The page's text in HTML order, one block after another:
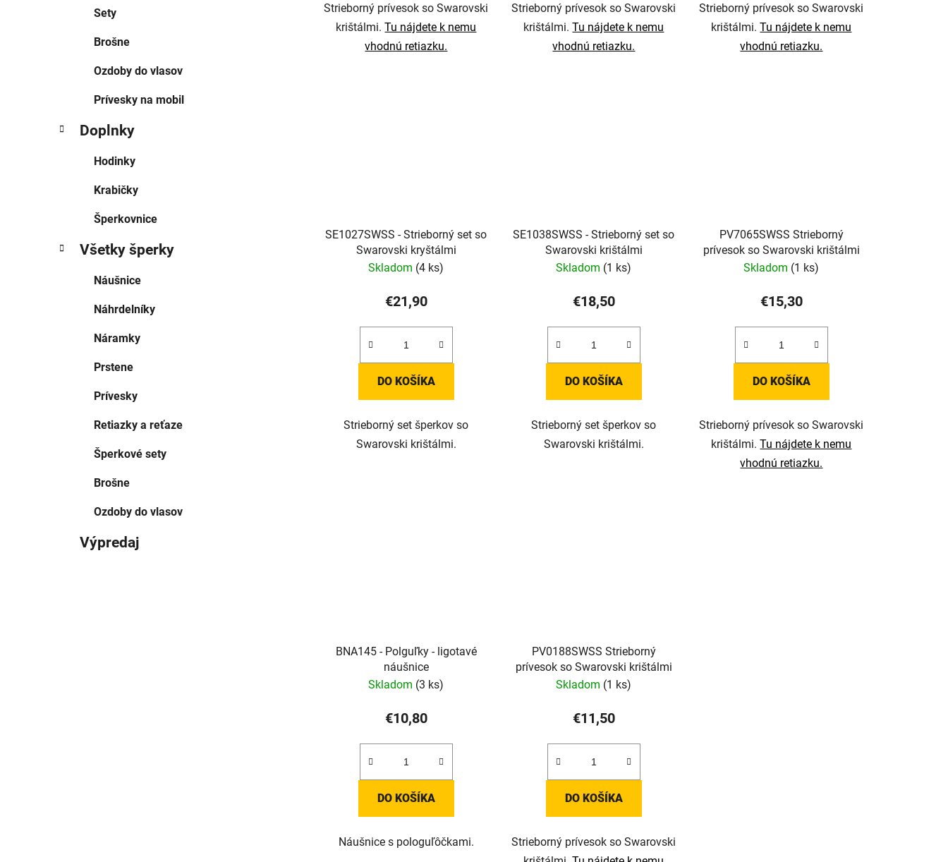
Sety
Brošne
Ozdoby do vlasov
Prívesky na mobil
Doplnky
Hodinky
Krabičky
Šperkovnice
Všetky šperky
Náušnice
Náhrdelníky
Náramky
Prstene
Prívesky
Retiazky a reťaze
Šperkové sety
Brošne
Ozdoby do vlasov
Výpredaj
Strieborný prívesok so Swarovski
krištálmi.Tu nájdete k nemu
vhodnú retiazku.
Strieborný prívesok so Swarovski
krištálmi.Tu nájdete k nemu
vhodnú retiazku.
Strieborný prívesok so Swarovski
krištálmi.Tu nájdete k nemu
vhodnú retiazku.
SE1027SWSS - Strieborný set so
Swarovski kryštálmi
Skladom (4 ks)
€21,90
DO KOŠÍKA
Strieborný set šperkov so
Swarovski krištálmi.
SE1038SWSS - Strieborný set so
Swarovski krištálmi
Skladom (1 ks)
€18,50
DO KOŠÍKA
Strieborný set šperkov so
Swarovski krištálmi.
PV7065SWSS Strieborný
prívesok so Swarovski krištálmi
Skladom (1 ks)
€15,30
DO KOŠÍKA
Strieborný prívesok so Swarovski
krištálmi.Tu nájdete k nemu
vhodnú retiazku.
BNA145 - Polguľky - ligotavé
náušnice
Skladom (3 ks)
€10,80
DO KOŠÍKA
Náušnice s pologuľôčkami.
PV0188SWSS Strieborný
prívesok so Swarovski krištálmi
Skladom (1 ks)
€11,50
DO KOŠÍKA
Strieborný prívesok so Swarovski